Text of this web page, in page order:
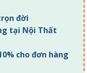
đời
tại Nội Thất
cho đơn hàng